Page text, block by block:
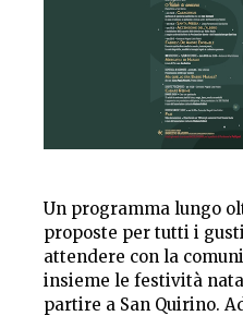
Un programma lungo
proposte per tutti i
attendere con la
insieme le festività
partire a San Quirino.